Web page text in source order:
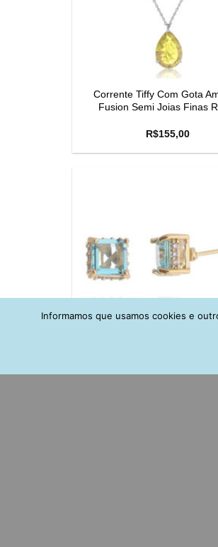
Corrente Tiffy Com Gota
Fusion Semi Joias Finas
R$155,00
Brinco Dourado Água
Informamos que usamos cookies e